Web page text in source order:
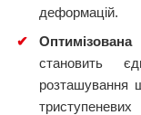
деформацій.
✔
Оптимізована
становить
розташування